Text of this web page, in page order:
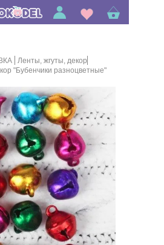
Ленты, жгуты, декор
"Бубенчики разноцветные"